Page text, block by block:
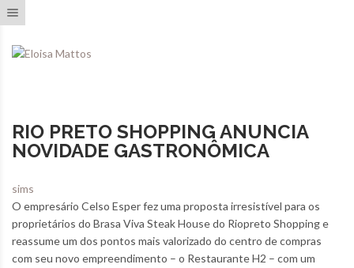
RIO PRETO SHOPPING ANUNCIA
NOVIDADE GASTRONÔMICA
sims
O empresário Celso Esper fez uma proposta irresistível para os
proprietários do Brasa Viva Steak House do Riopreto Shopping e
reassume um dos pontos mais valorizado do centro de compras
com seu novo empreendimento – o Restaurante H2 – com um